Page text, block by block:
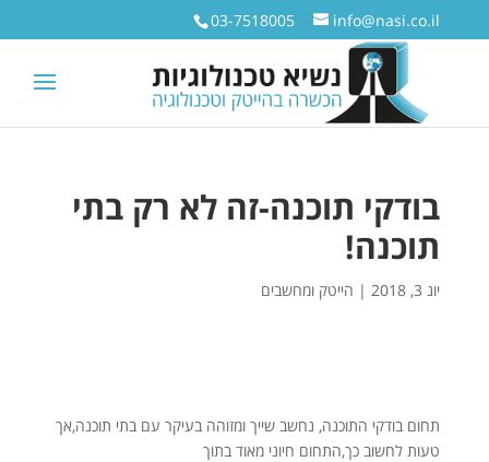
03-7518005 info@nasi.co.il
בודקי תוכנה-זה לא רק בתי
תוכנה!
יונ 3, 2018 | הייטק ומחשבים
תחום בודקי התוכנה, נחשב שייך ומזוהה בעיקר עם בתי תוכנה,אך
טעות לחשוב כך,התחום חיוני מאוד בתוך